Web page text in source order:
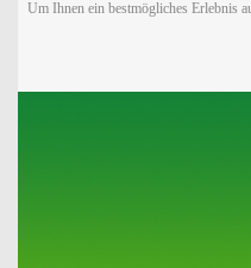
Um Ihnen ein bestmögliches Erlebnis